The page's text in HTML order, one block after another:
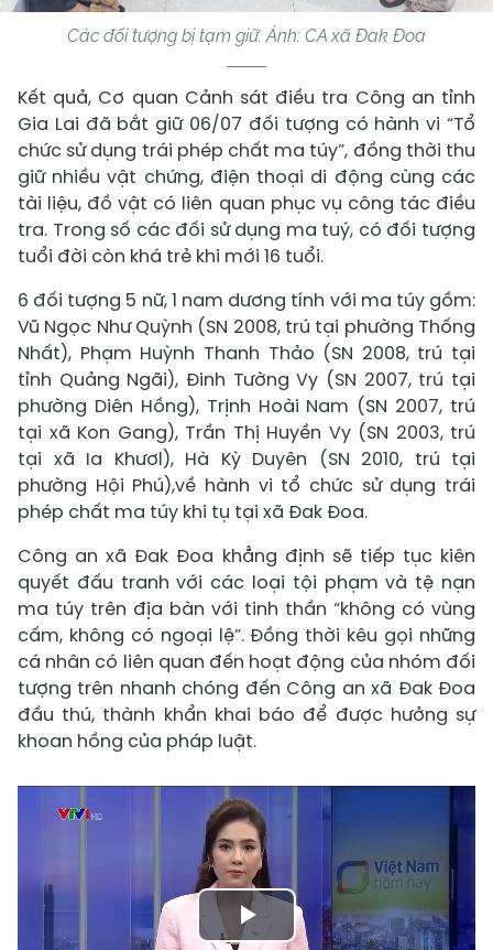
Các đối tượng bị tạm giữ. Ảnh: CA xã Đak Đoa
Kết quả, Cơ quan Cảnh sát điều tra Công an tỉnh
Gia Lai đã bắt giữ 06/07 đối tượng có hành vi “Tổ
chức sử dụng trái phép chất ma túy”, đồng thời thu
giữ nhiều vật chứng, điện thoại di động cùng các
tài liệu, đồ vật có liên quan phục vụ công tác điều
tra. Trong số các đối sử dụng ma tuý, có đối tượng
tuổi đời còn khá trẻ khi mới 16 tuổi.
6 đối tượng 5 nữ, 1 nam dương tính với ma túy gồm:
Vũ Ngọc Như Quỳnh (SN 2008, trú tại phường Thống
Nhất), Phạm Huỳnh Thanh Thảo (SN 2008, trú tại
tỉnh Quảng Ngãi), Đinh Tường Vy (SN 2007, trú tại
phường Diên Hồng), Trịnh Hoài Nam (SN 2007, trú
tại xã Kon Gang), Trần Thị Huyền Vy (SN 2003, trú
tại xã Ia Khươl), Hà Kỳ Duyên (SN 2010, trú tại
phường Hội Phú),về hành vi tổ chức sử dụng trái
phép chất ma túy khi tụ tại xã Đak Đoa.
Công an xã Đak Đoa khẳng định sẽ tiếp tục kiên
quyết đấu tranh với các loại tội phạm và tệ nạn
ma túy trên địa bàn với tinh thần “không có vùng
cấm, không có ngoại lệ”. Đồng thời kêu gọi những
cá nhân có liên quan đến hoạt động của nhóm đối
tượng trên nhanh chóng đến Công an xã Đak Đoa
đầu thú, thành khẩn khai báo để được hưởng sự
khoan hồng của pháp luật.
Play